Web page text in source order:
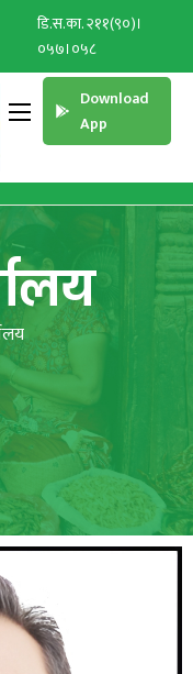
डि.स.का. २११(९०)।
०५७।०५८
Download
App